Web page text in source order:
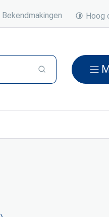
Bekendmakingen Hoog
Zoeken